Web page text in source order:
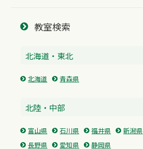
教室検索
北海道・東北
北海道 青森県
北陸・中部
富山県 石川県 福井県 新潟県
長野県
愛知県 静岡県